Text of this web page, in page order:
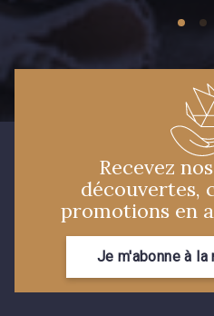
Recevez
découvertes,
promotions en
Je m'abonne à